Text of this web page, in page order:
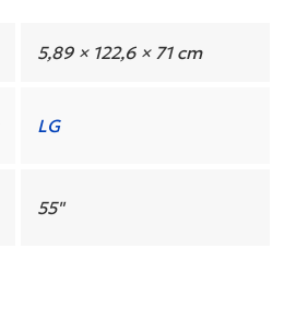
5,89 × 122,6 × 71 cm
LG
55"